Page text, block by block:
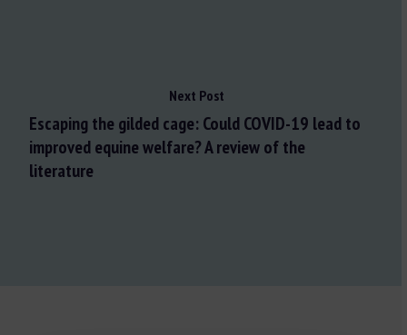
Next Post
Escaping the gilded cage: Could COVID-19 lead to
improved equine welfare? A review of the
literature